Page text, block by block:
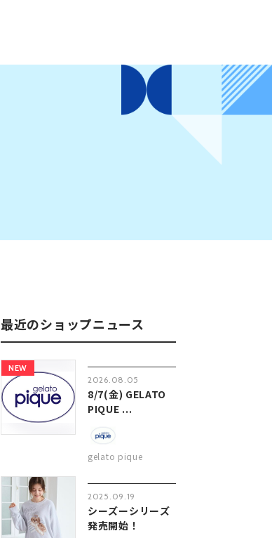
最近のショップニュース
NEW
2026.08.05
8/7(金) GELATO
PIQUE ...
gelato pique
2025.09.19
シーズーシリーズ
発売開始！